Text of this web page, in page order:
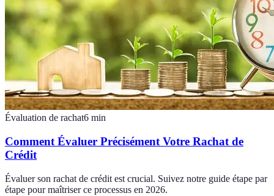
Évaluation de rachat6 min
Comment Évaluer Précisément Votre Rachat de
Crédit
Évaluer son rachat de crédit est crucial. Suivez notre guide étape par
étape pour maîtriser ce processus en 2026.